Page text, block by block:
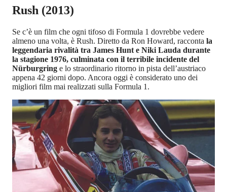
Rush (2013)
Se c’è un film che ogni tifoso di Formula 1 dovrebbe vedere
almeno una volta, è Rush. Diretto da Ron Howard, racconta la
leggendaria rivalità tra James Hunt e Niki Lauda durante
la stagione 1976, culminata con il terribile incidente del
Nürburgring e lo straordinario ritorno in pista dell’austriaco
appena 42 giorni dopo. Ancora oggi è considerato uno dei
migliori film mai realizzati sulla Formula 1.